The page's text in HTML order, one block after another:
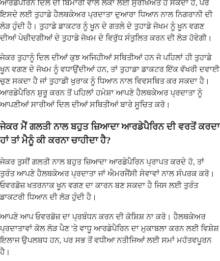
ਆਰਡੇਪੈਰਿਨ ਦਿਲ ਦੀ ਬਿਮਾਰੀ ਵਾਲੇ ਲੋਕਾਂ ਲਈ ਸੁਰੱਖਿਅਤ ਹੋ ਸਕਦਾ ਹੈ, ਪਰ
ਇਸਦੇ ਲਈ ਤੁਹਾਡੇ ਹੈਲਥਕੇਅਰ ਪ੍ਰਦਾਤਾ ਦੁਆਰਾ ਧਿਆਨ ਨਾਲ ਨਿਗਰਾਨੀ ਦੀ
ਲੋੜ ਹੁੰਦੀ ਹੈ। ਤੁਹਾਡੇ ਡਾਕਟਰ ਨੂੰ ਖੂਨ ਦੇ ਗਤਲੇ ਦੇ ਤੁਹਾਡੇ ਜੋਖਮ ਨੂੰ ਖੂਨ ਵਗਣ
ਦੀਆਂ ਪੇਚੀਦਗੀਆਂ ਦੇ ਤੁਹਾਡੇ ਜੋਖਮ ਦੇ ਵਿਰੁੱਧ ਸੰਤੁਲਿਤ ਕਰਨ ਦੀ ਲੋੜ ਹੋਵੇਗੀ।
ਜੇਕਰ ਤੁਹਾਨੂੰ ਦਿਲ ਦੀਆਂ ਕੁਝ ਅਜਿਹੀਆਂ ਸਥਿਤੀਆਂ ਹਨ ਜੋ ਪਹਿਲਾਂ ਹੀ ਤੁਹਾਡੇ
ਖੂਨ ਵਗਣ ਦੇ ਜੋਖਮ ਨੂੰ ਵਧਾਉਂਦੀਆਂ ਹਨ, ਤਾਂ ਤੁਹਾਡਾ ਡਾਕਟਰ ਇੱਕ ਵੱਖਰੀ ਦਵਾਈ
ਚੁਣ ਸਕਦਾ ਹੈ ਜਾਂ ਤੁਹਾਡੀ ਖੁਰਾਕ ਨੂੰ ਧਿਆਨ ਨਾਲ ਵਿਵਸਥਿਤ ਕਰ ਸਕਦਾ ਹੈ।
ਆਰਡੇਪੈਰਿਨ ਸ਼ੁਰੂ ਕਰਨ ਤੋਂ ਪਹਿਲਾਂ ਹਮੇਸ਼ਾ ਆਪਣੇ ਹੈਲਥਕੇਅਰ ਪ੍ਰਦਾਤਾ ਨੂੰ
ਆਪਣੀਆਂ ਸਾਰੀਆਂ ਦਿਲ ਦੀਆਂ ਸਥਿਤੀਆਂ ਬਾਰੇ ਸੂਚਿਤ ਕਰੋ।
ਜੇਕਰ ਮੈਂ ਗਲਤੀ ਨਾਲ ਬਹੁਤ ਜ਼ਿਆਦਾ ਆਰਡੇਪੈਰਿਨ ਦੀ ਵਰਤੋਂ ਕਰਦਾ
ਹਾਂ ਤਾਂ ਮੈਨੂੰ ਕੀ ਕਰਨਾ ਚਾਹੀਦਾ ਹੈ?
ਜੇਕਰ ਤੁਸੀਂ ਗਲਤੀ ਨਾਲ ਬਹੁਤ ਜ਼ਿਆਦਾ ਆਰਡੇਪੈਰਿਨ ਪ੍ਰਾਪਤ ਕਰਦੇ ਹੋ, ਤਾਂ
ਤੁਰੰਤ ਆਪਣੇ ਹੈਲਥਕੇਅਰ ਪ੍ਰਦਾਤਾ ਜਾਂ ਐਮਰਜੈਂਸੀ ਸੇਵਾਵਾਂ ਨਾਲ ਸੰਪਰਕ ਕਰੋ।
ਓਵਰਡੋਜ਼ ਖਤਰਨਾਕ ਖੂਨ ਵਗਣ ਦਾ ਕਾਰਨ ਬਣ ਸਕਦਾ ਹੈ ਜਿਸ ਲਈ ਤੁਰੰਤ
ਡਾਕਟਰੀ ਧਿਆਨ ਦੀ ਲੋੜ ਹੁੰਦੀ ਹੈ।
ਆਪਣੇ ਆਪ ਓਵਰਡੋਜ਼ ਦਾ ਪ੍ਰਬੰਧਨ ਕਰਨ ਦੀ ਕੋਸ਼ਿਸ਼ ਨਾ ਕਰੋ। ਹੈਲਥਕੇਅਰ
ਪ੍ਰਦਾਤਾਵਾਂ ਕੋਲ ਲੋੜ ਪੈਣ 'ਤੇ ਵਾਧੂ ਆਰਡੇਪੈਰਿਨ ਦਾ ਮੁਕਾਬਲਾ ਕਰਨ ਲਈ ਵਿਸ਼ੇਸ਼
ਇਲਾਜ ਉਪਲਬਧ ਹਨ, ਪਰ ਸਭ ਤੋਂ ਵਧੀਆ ਨਤੀਜਿਆਂ ਲਈ ਸਮਾਂ ਮਹੱਤਵਪੂਰਨ
ਹੈ।